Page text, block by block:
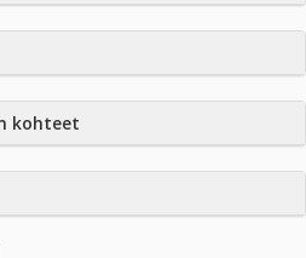
kohteet